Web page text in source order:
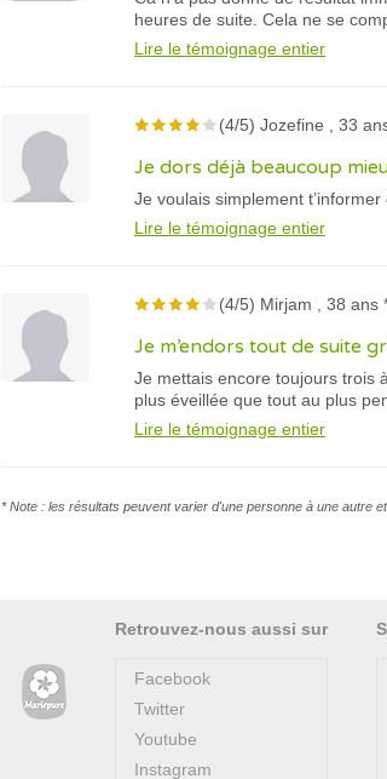
heures de suite. Cela ne se
Lire le témoignage entier
(4/5) Jozefine , 33
Je dors déjà beaucoup
Je voulais simplement
Lire le témoignage entier
(4/5) Mirjam , 38 ans
Je m’endors tout de suite
Je mettais encore toujours trois
plus éveillée que tout au plus
Lire le témoignage entier
* Note : les résultats peuvent varier d'une personne à une autre
Retrouvez-nous aussi sur
Facebook
Twitter
Youtube
Instagram